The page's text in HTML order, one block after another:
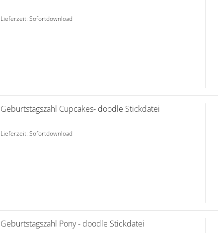
Lieferzeit: Sofortdownload
Geburtstagszahl Cupcakes- doodle Stickdatei
Lieferzeit: Sofortdownload
Geburtstagszahl Pony - doodle Stickdatei